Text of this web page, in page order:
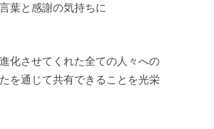
葉と感謝の気持ちに
化させてくれた全ての人々への
を通じて共有できることを光栄